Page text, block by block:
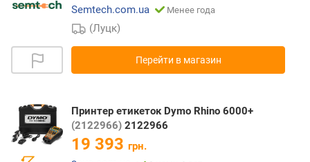
Semtech.com.ua
Менее года
(Луцк)
Перейти в магазин
Принтер етикеток Dymo Rhino 6000+
(2122966) 2122966
19 393 грн.